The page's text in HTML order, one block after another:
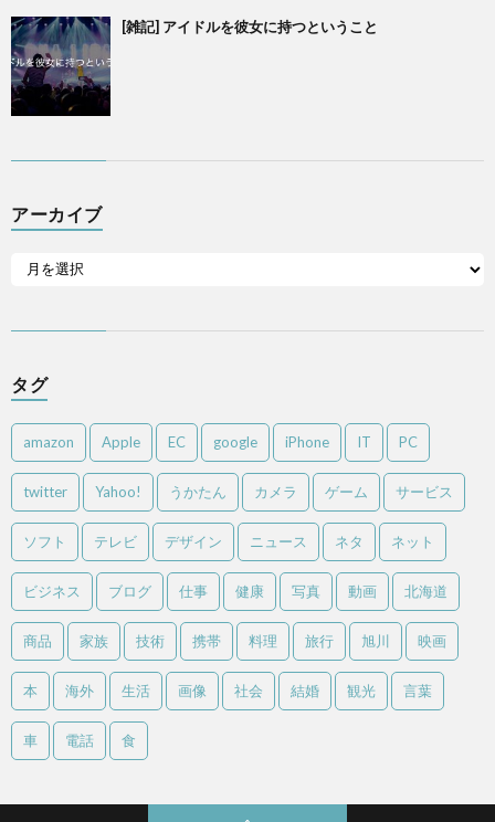
[雑記] アイドルを彼女に持つということ
アーカイブ
タグ
amazon Apple EC google iPhone IT PC
twitter Yahoo! うかたん カメラ ゲーム サービス
ソフト テレビ デザイン ニュース ネタ ネット
ビジネス ブログ 仕事 健康 写真 動画 北海道
商品 家族 技術 携帯 料理 旅行 旭川 映画
本 海外 生活 画像 社会 結婚 観光 言葉
車 電話 食